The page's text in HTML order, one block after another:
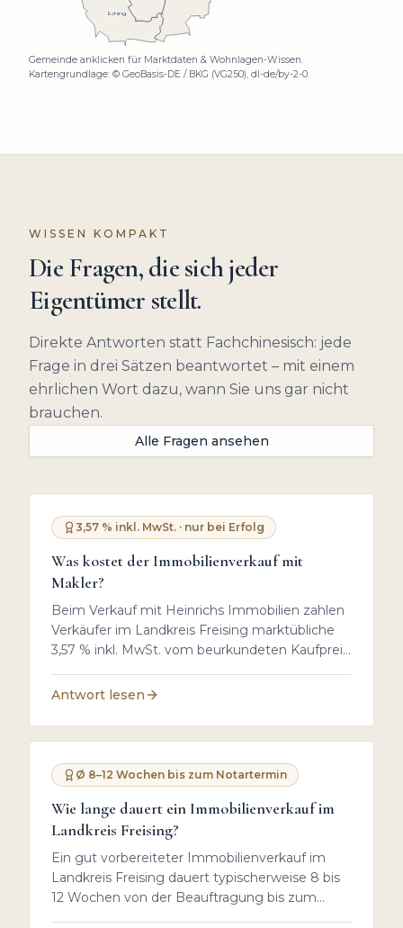
Eching
Gemeinde anklicken für Marktdaten & Wohnlagen-Wissen.
Kartengrundlage: © GeoBasis-DE / BKG (VG250), dl-de/by-2-0.
WISSEN KOMPAKT
Die Fragen, die sich jeder
Eigentümer stellt.
Direkte Antworten statt Fachchinesisch: jede
Frage in drei Sätzen beantwortet – mit einem
ehrlichen Wort dazu, wann Sie uns gar nicht
brauchen.
Alle Fragen ansehen
3,57 % inkl. MwSt. · nur bei Erfolg
Was kostet der Immobilienverkauf mit
Makler?
Beim Verkauf mit Heinrichs Immobilien zahlen
Verkäufer im Landkreis Freising marktübliche
3,57 % inkl. MwSt. vom beurkundeten Kaufpreis
Ohne Verkauf entstehen keine Kosten, keine
Dazu kommen für Verkäufer nur wenige
gegebenenfalls die Löschung alter
Grundschulden.
Antwort lesen
Ø 8–12 Wochen bis zum Notartermin
Wie lange dauert ein Immobilienverkauf im
Landkreis Freising?
Ein gut vorbereiteter Immobilienverkauf im
Landkreis Freising dauert typischerweise 8 bis
12 Wochen von der Beauftragung bis zum